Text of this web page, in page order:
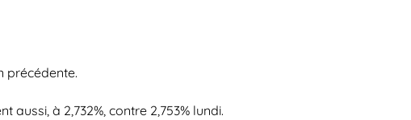
précédente.
à 2,732%, contre 2,753% lundi.